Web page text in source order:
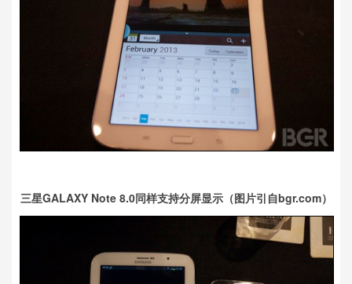
三星GALAXY Note 8.0同样支持分屏显示（图片引自bgr.com）